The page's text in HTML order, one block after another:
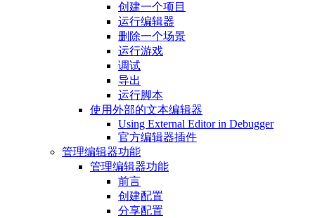
创建一个项目
运行编辑器
删除一个场景
运行游戏
调试
导出
运行脚本
使用外部的文本编辑器
Using External Editor in Debugger
官方编辑器插件
管理编辑器功能
管理编辑器功能
前言
创建配置
分享配置